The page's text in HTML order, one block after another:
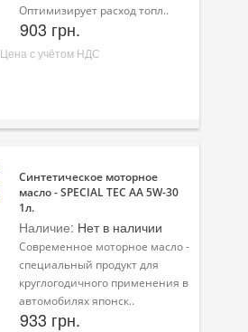
Оптимизирует расход топл..
903 грн.
Цена с учётом НДС
Синтетическое моторное
масло - SPECIAL TEC AA 5W-30
1л.
Наличие: Нет в наличии
Современное моторное масло -
специальный продукт для
круглогодичного применения в
автомобилях японск..
933 грн.